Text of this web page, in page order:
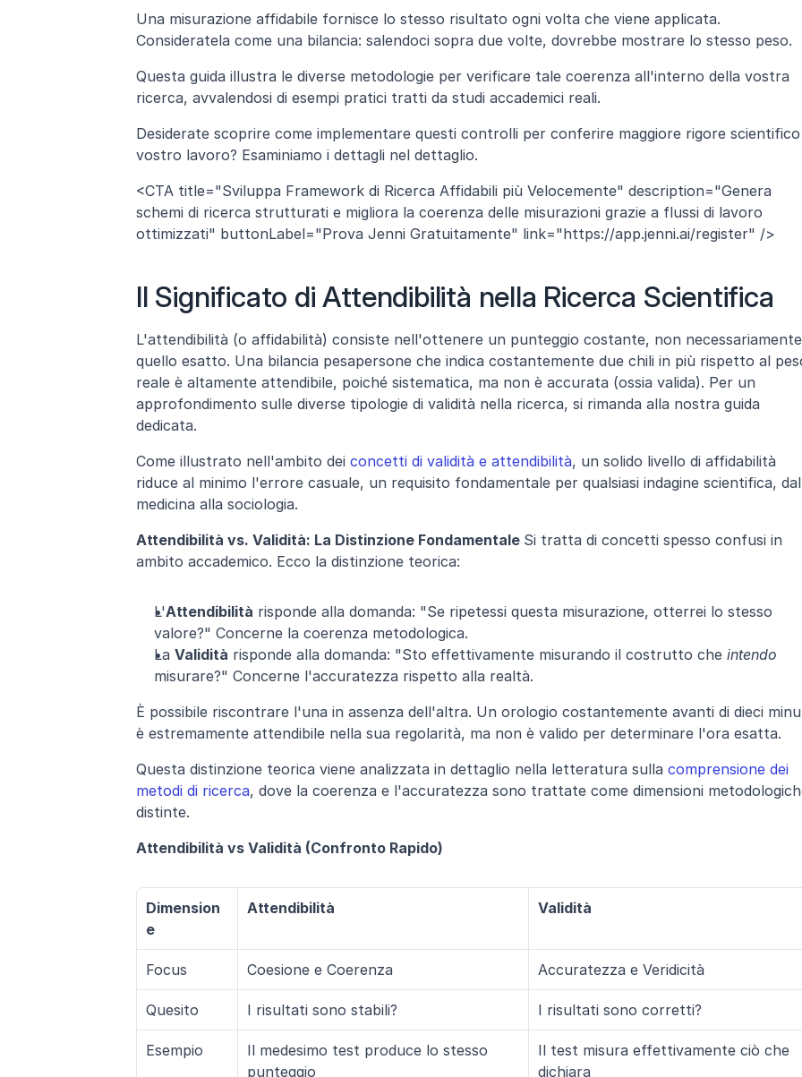
Una misurazione affidabile fornisce lo stesso risultato ogni volta che viene applicata.
Consideratela come una bilancia: salendoci sopra due volte, dovrebbe mostrare lo stesso peso.
Questa guida illustra le diverse metodologie per verificare tale coerenza all'interno della vostra
ricerca, avvalendosi di esempi pratici tratti da studi accademici reali.
Desiderate scoprire come implementare questi controlli per conferire maggiore rigore
vostro lavoro? Esaminiamo i dettagli nel dettaglio.
<CTA title="Sviluppa Framework di Ricerca Affidabili più Velocemente" description="Genera
schemi di ricerca strutturati e migliora la coerenza delle misurazioni grazie a flussi di lavoro
ottimizzati" buttonLabel="Prova Jenni Gratuitamente" link="https://app.jenni.ai/register" />
Il Significato di Attendibilità nella Ricerca Scientifica
L'attendibilità (o affidabilità) consiste nell'ottenere un punteggio costante, non necessariamente
quello esatto. Una bilancia pesapersone che indica costantemente due chili in più rispetto al
reale è altamente attendibile, poiché sistematica, ma non è accurata (ossia valida). Per un
approfondimento sulle diverse tipologie di validità nella ricerca, si rimanda alla nostra guida
dedicata.
Come illustrato nell'ambito dei concetti di validità e attendibilità, un solido livello di affidabilità
riduce al minimo l'errore casuale, un requisito fondamentale per qualsiasi indagine scientifica,
medicina alla sociologia.
Attendibilità vs. Validità: La Distinzione Fondamentale Si tratta di concetti spesso confusi in
ambito accademico. Ecco la distinzione teorica:
L'Attendibilità risponde alla domanda: "Se ripetessi questa misurazione, otterrei lo stesso
valore?" Concerne la coerenza metodologica.
La Validità risponde alla domanda: "Sto effettivamente misurando il costrutto che intendo
misurare?" Concerne l'accuratezza rispetto alla realtà.
È possibile riscontrare l'una in assenza dell'altra. Un orologio costantemente avanti di dieci
è estremamente attendibile nella sua regolarità, ma non è valido per determinare l'ora esatta.
Questa distinzione teorica viene analizzata in dettaglio nella letteratura sulla comprensione dei
metodi di ricerca, dove la coerenza e l'accuratezza sono trattate come dimensioni
distinte.
Attendibilità vs Validità (Confronto Rapido)
Dimension
e
Attendibilità Validità
Focus Coesione e Coerenza Accuratezza e Veridicità
Quesito I risultati sono stabili? I risultati sono corretti?
Esempio
Il medesimo test produce lo stesso
punteggio
Il test misura effettivamente ciò che
dichiara